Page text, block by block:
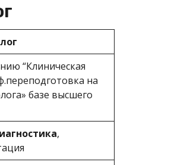
“Клиническая
на
базе высшего
,